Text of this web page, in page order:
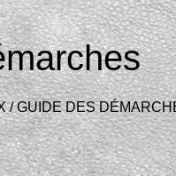
/GUIDE DES